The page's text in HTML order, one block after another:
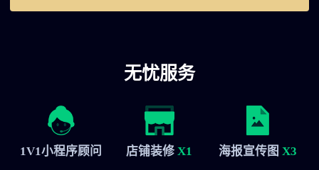
无忧服务
1V1小程序顾问 店铺装修 X1 海报宣传图 X3